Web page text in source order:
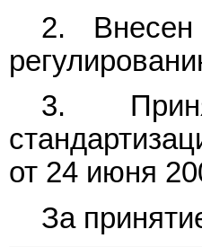
2. Внесен
3.
от 24 июня
За